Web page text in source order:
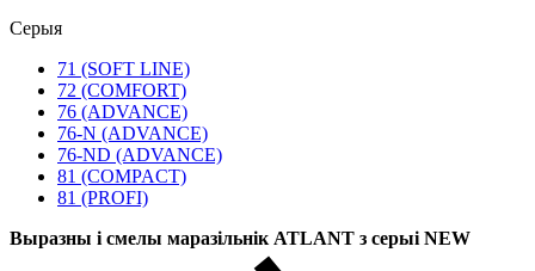
Серыя
71 (SOFT LINE)
72 (COMFORT)
76 (ADVANCE)
76-N (ADVANCE)
76-ND (ADVANCE)
81 (COMPACT)
81 (PROFI)
Выразны і смелы маразільнік ATLANT з серыі NEW